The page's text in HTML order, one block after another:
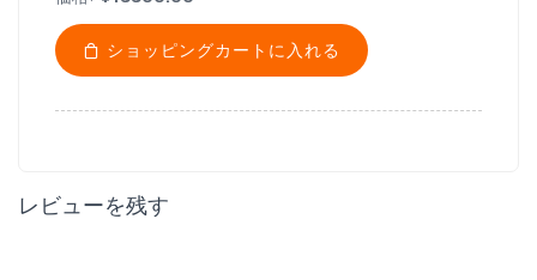
ショッピングカートに入れる
レビューを残す